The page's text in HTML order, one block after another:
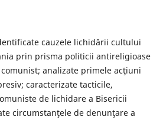
cauzele lichidării cultului
prin prisma politicii antireligioase
analizate primele acţiuni
caracterizate tacticile,
de lichidare a Bisericii
circumstanţele de denunţare a